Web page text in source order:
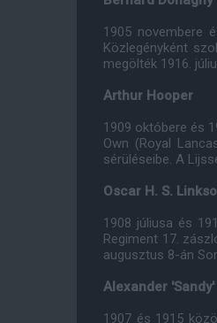
1905 novembere
Közlegényként
megölték 1916.
Arthur Hooper
1909 októbere és
Own (Royal
sérüléseibe. A
Oscar H. S.
1908 júliusa és
Regiment 17.
augusztus 8-án
Alexander 'Sandy'
1907 és 1915